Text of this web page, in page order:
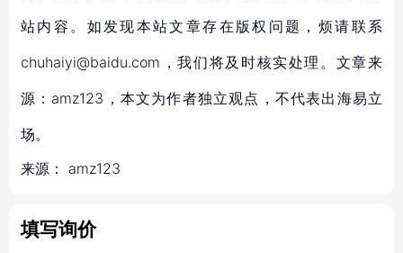
站内容。如发现本站文章存在版权问题，烦请联系
chuhaiyi@baidu.com，我们将及时核实处理。文章来
源：amz123，本文为作者独立观点，不代表出海易立
场。
来源： amz123
填写询价